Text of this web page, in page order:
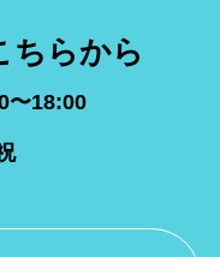
ちらから
〜18:00